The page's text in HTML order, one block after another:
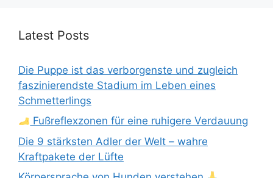
Latest Posts
Die Puppe ist das verborgenste und zugleich
faszinierendste Stadium im Leben eines
Schmetterlings
Fußreflexzonen für eine ruhigere Verdauung
Die 9 stärksten Adler der Welt – wahre
Kraftpakete der Lüfte